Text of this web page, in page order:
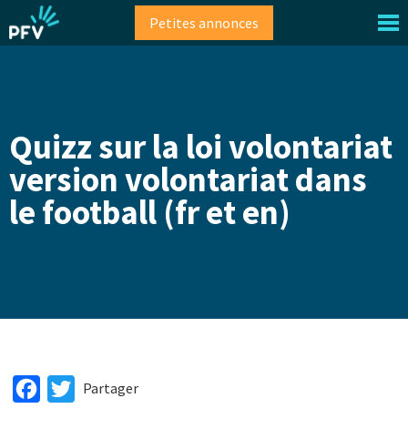
au
contenu
Petites annonces
Quizz sur la loi volontariat
version volontariat dans
le football (fr et en)
FacebookTwitter
Partager